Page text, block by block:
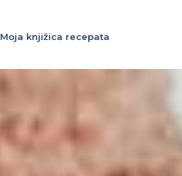
Moja knjižica recepata